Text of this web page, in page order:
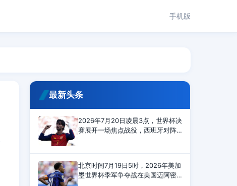
手机版
最新头条
2026年7月20日凌晨3点，世界杯决
赛展开一场焦点战役，西班牙对阵
最后时刻拿到第二张黄牌
北京时间7月19日5时，2026年美加
墨世界杯季军争夺战在美国迈阿密